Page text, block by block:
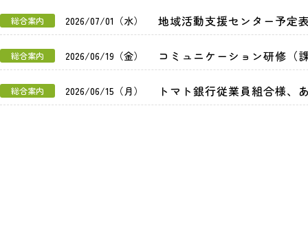
総合案内 2026/07/01（水） 地域活動支援センター予定
総合案内 2026/06/19（金） コミュニケーション研修（
総合案内 2026/06/15（月） トマト銀行従業員組合様、